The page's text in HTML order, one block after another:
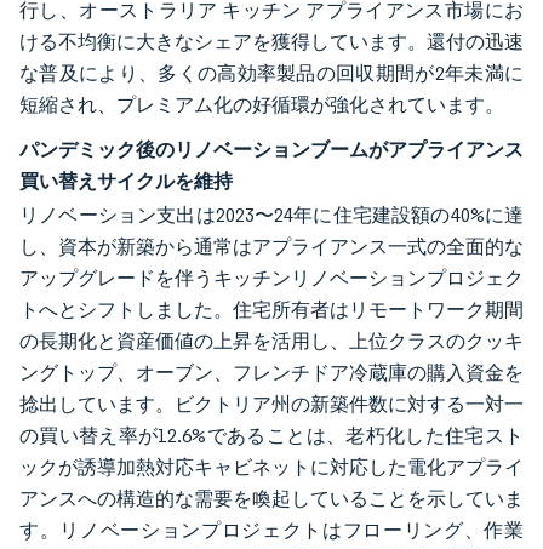
行し、オーストラリア キッチン アプライアンス市場にお
ける不均衡に大きなシェアを獲得しています。還付の迅速
な普及により、多くの高効率製品の回収期間が2年未満に
短縮され、プレミアム化の好循環が強化されています。
パンデミック後のリノベーションブームがアプライアンス
買い替えサイクルを維持
リノベーション支出は2023〜24年に住宅建設額の40%に達
し、資本が新築から通常はアプライアンス一式の全面的な
アップグレードを伴うキッチンリノベーションプロジェク
トへとシフトしました。住宅所有者はリモートワーク期間
の長期化と資産価値の上昇を活用し、上位クラスのクッキ
ングトップ、オーブン、フレンチドア冷蔵庫の購入資金を
捻出しています。ビクトリア州の新築件数に対する一対一
の買い替え率が12.6%であることは、老朽化した住宅スト
ックが誘導加熱対応キャビネットに対応した電化アプライ
アンスへの構造的な需要を喚起していることを示していま
す。リノベーションプロジェクトはフローリング、作業